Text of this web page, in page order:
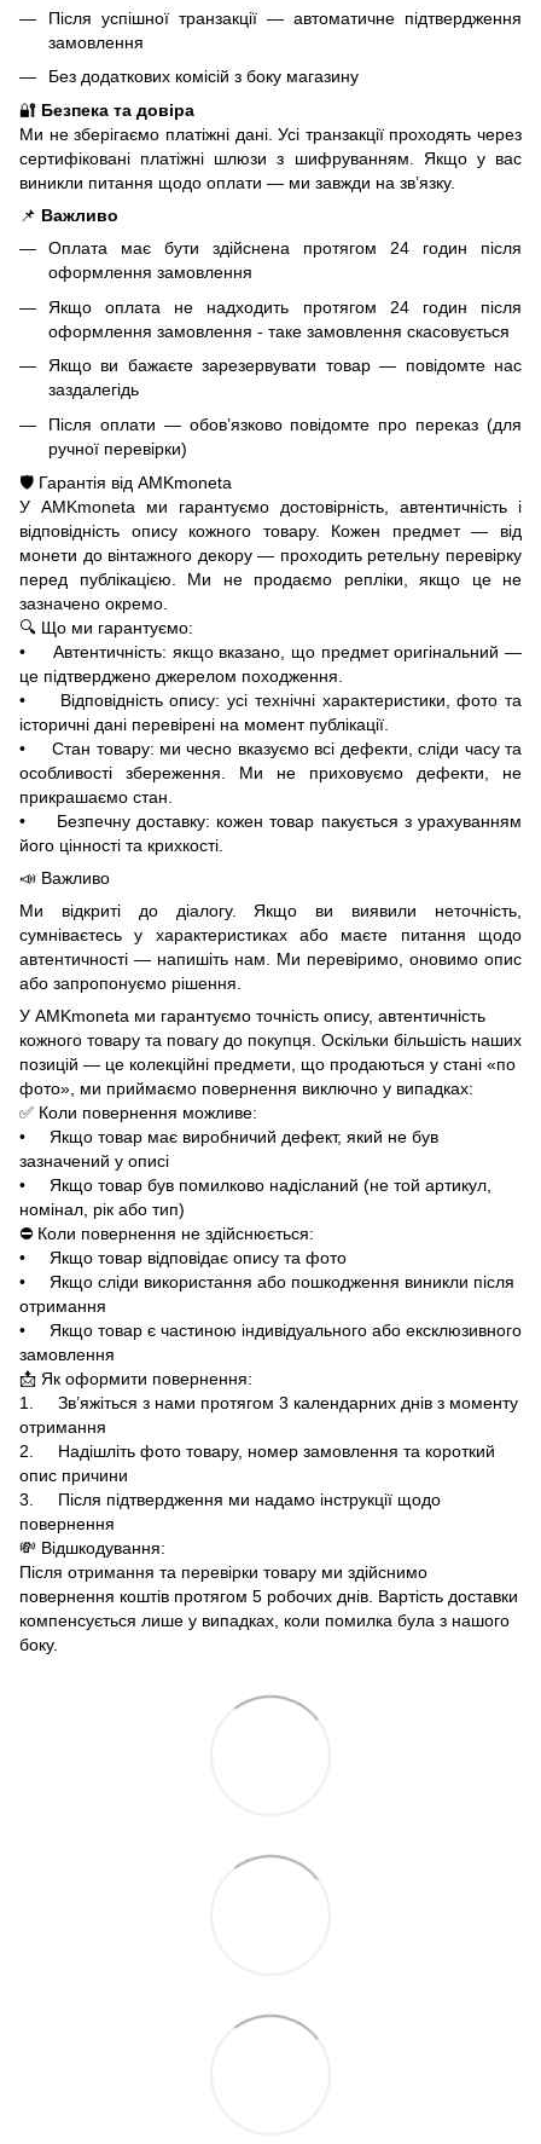
Після успішної транзакції — автоматичне підтвердження
замовлення
Без додаткових комісій з боку магазину
🔐 Безпека та довіра
Ми не зберігаємо платіжні дані. Усі транзакції проходять через
сертифіковані платіжні шлюзи з шифруванням. Якщо у вас
виникли питання щодо оплати — ми завжди на зв’язку.
📌 Важливо
Оплата має бути здійснена протягом 24 годин після
оформлення замовлення
Якщо оплата не надходить протягом 24 годин після
оформлення замовлення - таке замовлення скасовується
Якщо ви бажаєте зарезервувати товар — повідомте нас
заздалегідь
Після оплати — обов’язково повідомте про переказ (для
ручної перевірки)
🛡️ Гарантія від AMKmoneta
У AMKmoneta ми гарантуємо достовірність, автентичність і
відповідність опису кожного товару. Кожен предмет — від
монети до вінтажного декору — проходить ретельну перевірку
перед публікацією. Ми не продаємо репліки, якщо це не
зазначено окремо.
🔍 Що ми гарантуємо:
• Автентичність: якщо вказано, що предмет оригінальний —
це підтверджено джерелом походження.
• Відповідність опису: усі технічні характеристики, фото та
історичні дані перевірені на момент публікації.
• Стан товару: ми чесно вказуємо всі дефекти, сліди часу та
особливості збереження. Ми не приховуємо дефекти, не
прикрашаємо стан.
• Безпечну доставку: кожен товар пакується з урахуванням
його цінності та крихкості.
📣 Важливо
Ми відкриті до діалогу. Якщо ви виявили неточність,
сумніваєтесь у характеристиках або маєте питання щодо
автентичності — напишіть нам. Ми перевіримо, оновимо опис
або запропонуємо рішення.
У AMKmoneta ми гарантуємо точність опису, автентичність
кожного товару та повагу до покупця. Оскільки більшість наших
позицій — це колекційні предмети, що продаються у стані «по
фото», ми приймаємо повернення виключно у випадках:
✅ Коли повернення можливе:
• Якщо товар має виробничий дефект, який не був
зазначений у описі
• Якщо товар був помилково надісланий (не той артикул,
номінал, рік або тип)
⛔ Коли повернення не здійснюється:
• Якщо товар відповідає опису та фото
• Якщо сліди використання або пошкодження виникли після
отримання
• Якщо товар є частиною індивідуального або ексклюзивного
замовлення
📩 Як оформити повернення:
1. Зв’яжіться з нами протягом 3 календарних днів з моменту
отримання
2. Надішліть фото товару, номер замовлення та короткий
опис причини
3. Після підтвердження ми надамо інструкції щодо
повернення
💸 Відшкодування:
Після отримання та перевірки товару ми здійснимо
повернення коштів протягом 5 робочих днів. Вартість доставки
компенсується лише у випадках, коли помилка була з нашого
боку.